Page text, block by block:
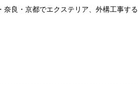
良・京都でエクステリア、外構工事す